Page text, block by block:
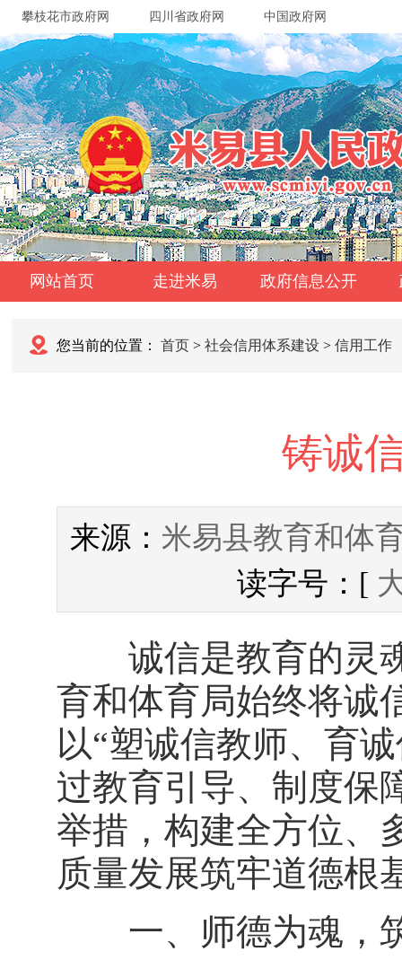
攀枝花市政府网 四川省政府网 中国政府网
网站首页 走进米易 政府信息公开
您当前的位置： 首页 > 社会信用体系建设 > 信用工作
铸诚
来源： 米易县教育和体
读字号：[
诚信是教育的灵魂
育和体育局始终将诚
以“塑诚信教师、育
过教育引导、制度保
举措，构建全方位、
质量发展筑牢道德根
一、师德为魂，